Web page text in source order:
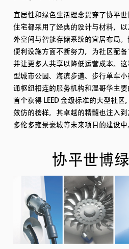
宜居性和绿色生活理念贯穿了协平
住宅都采用了经典的设计与材料，
外空间与智能存储系统的宜居布局
便利设施方面不断努力，为社区配备
并让更多人共享以降低运营成本。
型城市公园、海滨步道、步行单车
通枢纽相连的服务机构和温哥华主
首个获得 LEED 金级标准的大型社区
效仿的榜样，其卓越的精髓也注入
多伦多雍景豪城等未来项目的建设中
协平世博